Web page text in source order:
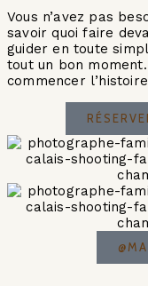
Vous n’avez pas
savoir quoi faire
guider en toute
tout un bon
commencer